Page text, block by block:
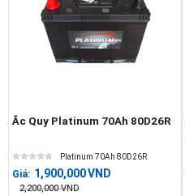
Ắc Quy Platinum 70Ah 80D26R
Platinum 70Ah 80D26R
Giá: 1,900,000VND
2,200,000 VND